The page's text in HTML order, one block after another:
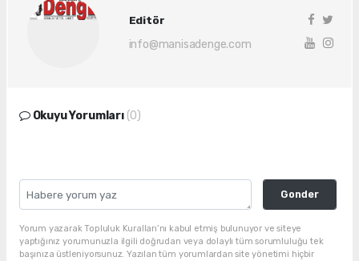
Editör
info@manisadenge.com
Okuyu Yorumları (0)
Gonder
Yorum yazarak Topluluk Kuralları’nı kabul etmiş bulunuyor ve siteye
yaptığınız yorumunuzla ilgili doğrudan veya dolaylı tüm sorumluluğu tek
başınıza üstleniyorsunuz. Yazılan tüm yorumlardan site yönetimi hiçbir